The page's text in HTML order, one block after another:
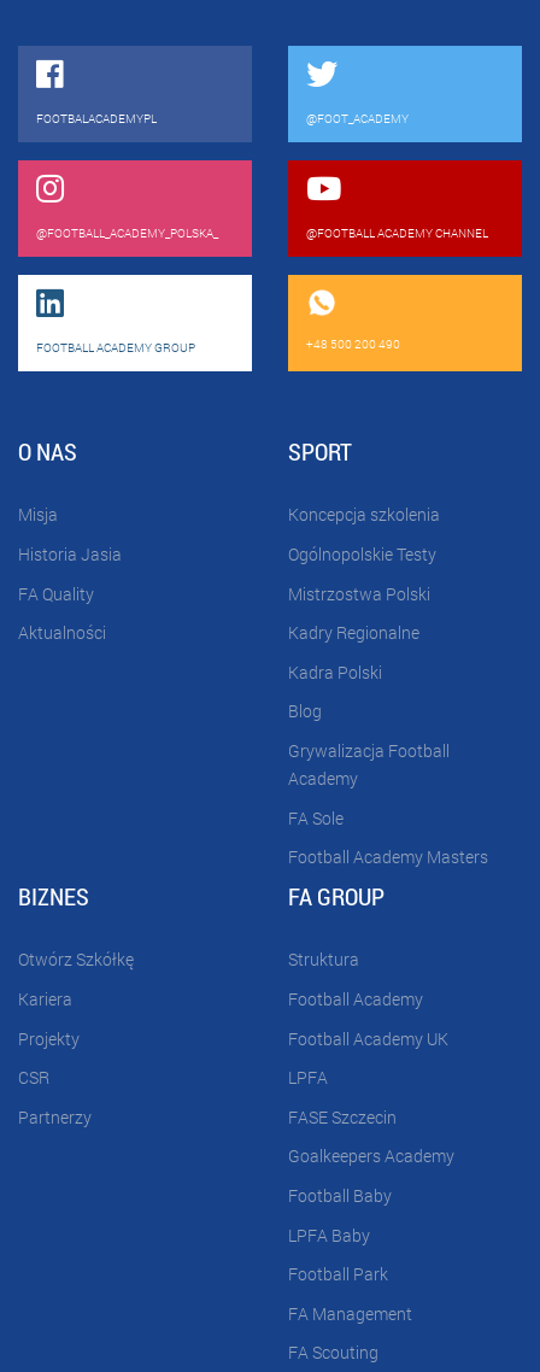
FOOTBALACADEMYPL @FOOT_ACADEMY
@FOOTBALL_ACADEMY_POLSKA_ @FOOTBALL ACADEMY CHANNEL
FOOTBALL ACADEMY GROUP +48 500 200 490
O NAS
Misja
Historia Jasia
FA Quality
Aktualności
SPORT
Koncepcja szkolenia
Ogólnopolskie Testy
Mistrzostwa Polski
Kadry Regionalne
Kadra Polski
Blog
Grywalizacja Football
Academy
FA Sole
Football Academy Masters
BIZNES
Otwórz Szkółkę
Kariera
Projekty
CSR
Partnerzy
FA GROUP
Struktura
Football Academy
Football Academy UK
LPFA
FASE Szczecin
Goalkeepers Academy
Football Baby
LPFA Baby
Football Park
FA Management
FA Scouting